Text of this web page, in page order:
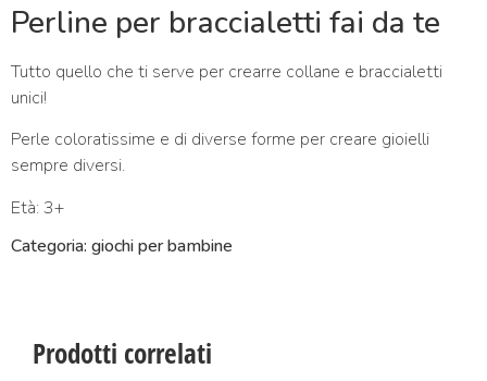
Perline per braccialetti fai da te
Tutto quello che ti serve per crearre collane e braccialetti
unici!
Perle coloratissime e di diverse forme per creare gioielli
sempre diversi.
Età: 3+
Categoria: giochi per bambine
Prodotti correlati